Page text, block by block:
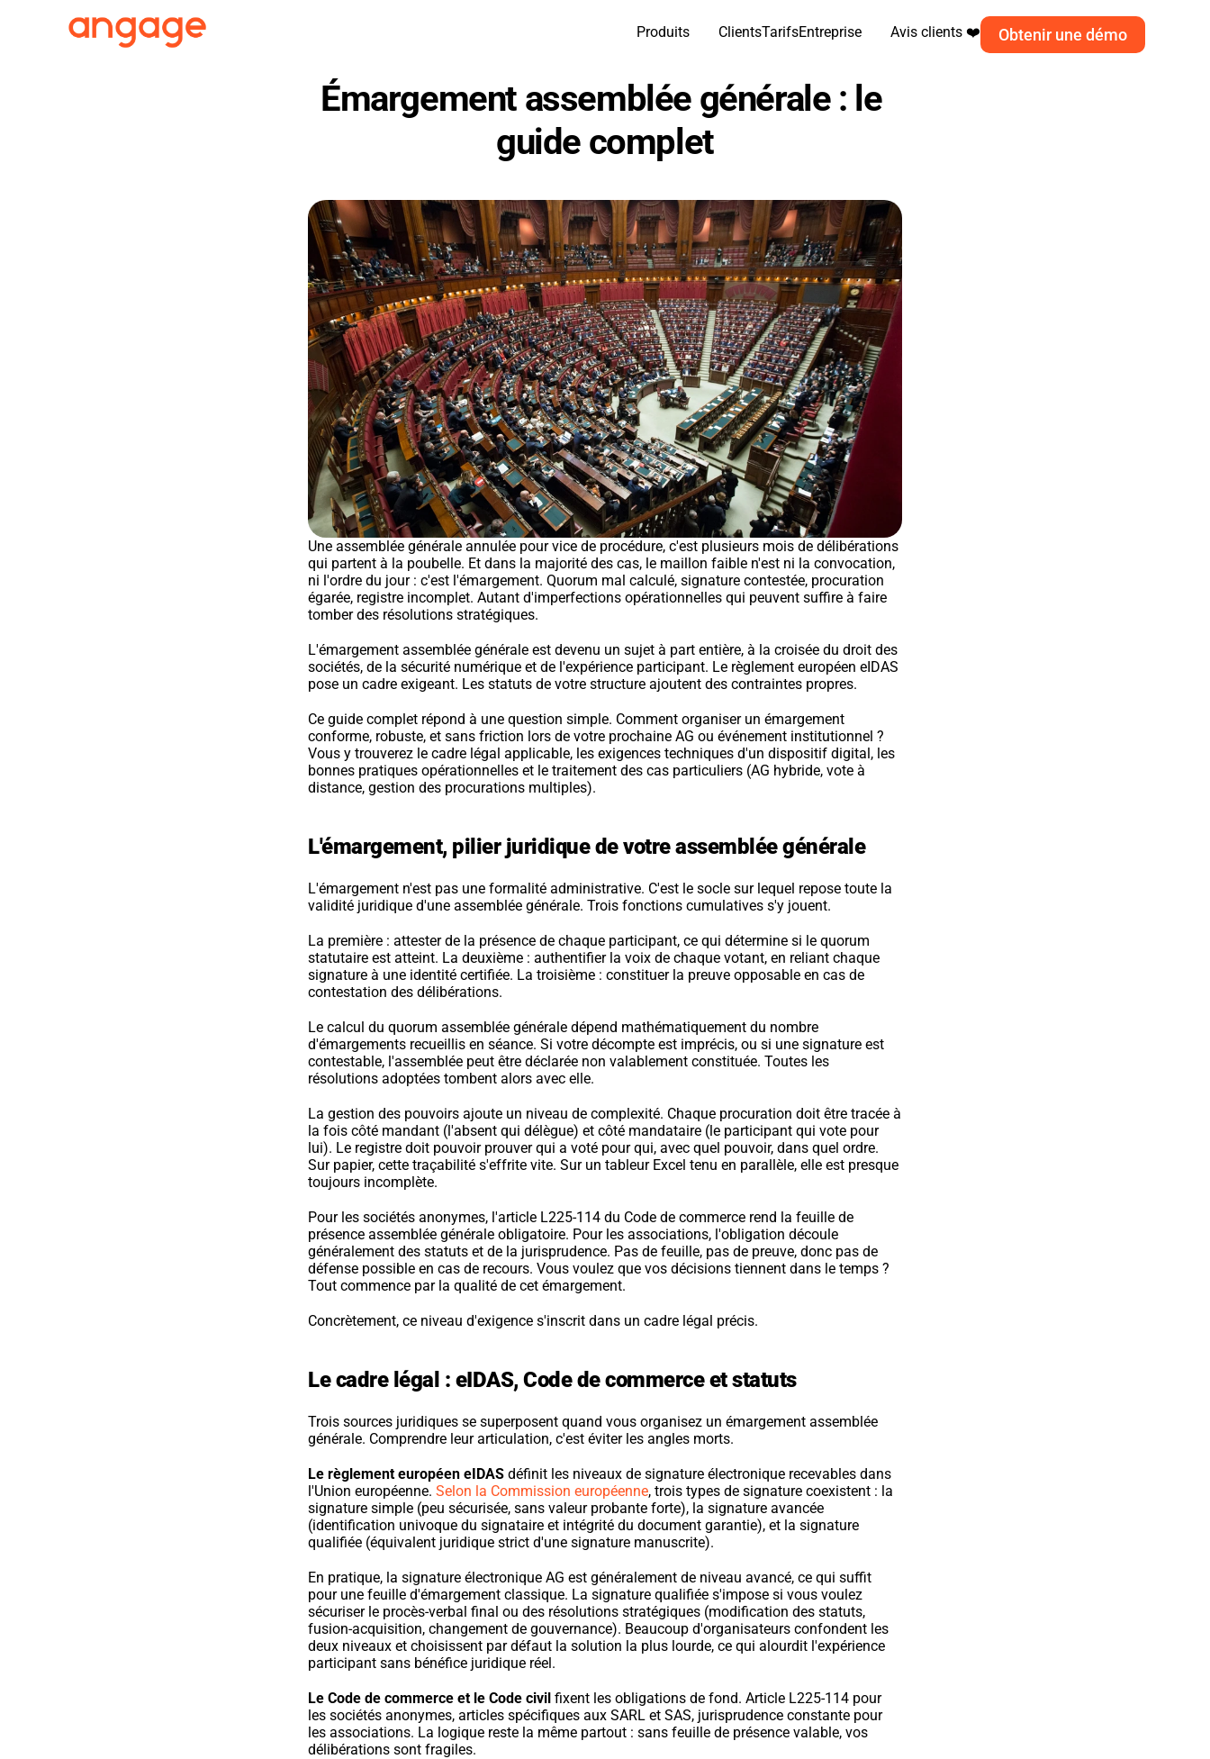
Produits ClientsTarifsEntreprise Avis clients ❤️ Obtenir une démo
Émargement assemblée générale : le
guide complet
Une assemblée générale annulée pour vice de procédure, c'est plusieurs mois de délibérations
qui partent à la poubelle. Et dans la majorité des cas, le maillon faible n'est ni la convocation,
ni l'ordre du jour : c'est l'émargement. Quorum mal calculé, signature contestée, procuration
égarée, registre incomplet. Autant d'imperfections opérationnelles qui peuvent suffire à faire
tomber des résolutions stratégiques.
L'émargement assemblée générale est devenu un sujet à part entière, à la croisée du droit des
sociétés, de la sécurité numérique et de l'expérience participant. Le règlement européen eIDAS
pose un cadre exigeant. Les statuts de votre structure ajoutent des contraintes propres.
Ce guide complet répond à une question simple. Comment organiser un émargement
conforme, robuste, et sans friction lors de votre prochaine AG ou événement institutionnel ?
Vous y trouverez le cadre légal applicable, les exigences techniques d'un dispositif digital, les
bonnes pratiques opérationnelles et le traitement des cas particuliers (AG hybride, vote à
distance, gestion des procurations multiples).
L'émargement, pilier juridique de votre assemblée générale
L'émargement n'est pas une formalité administrative. C'est le socle sur lequel repose toute la
validité juridique d'une assemblée générale. Trois fonctions cumulatives s'y jouent.
La première : attester de la présence de chaque participant, ce qui détermine si le quorum
statutaire est atteint. La deuxième : authentifier la voix de chaque votant, en reliant chaque
signature à une identité certifiée. La troisième : constituer la preuve opposable en cas de
contestation des délibérations.
Le calcul du quorum assemblée générale dépend mathématiquement du nombre
d'émargements recueillis en séance. Si votre décompte est imprécis, ou si une signature est
contestable, l'assemblée peut être déclarée non valablement constituée. Toutes les
résolutions adoptées tombent alors avec elle.
La gestion des pouvoirs ajoute un niveau de complexité. Chaque procuration doit être tracée à
la fois côté mandant (l'absent qui délègue) et côté mandataire (le participant qui vote pour
lui). Le registre doit pouvoir prouver qui a voté pour qui, avec quel pouvoir, dans quel ordre.
Sur papier, cette traçabilité s'effrite vite. Sur un tableur Excel tenu en parallèle, elle est presque
toujours incomplète.
Pour les sociétés anonymes, l'article L225-114 du Code de commerce rend la feuille de
présence assemblée générale obligatoire. Pour les associations, l'obligation découle
généralement des statuts et de la jurisprudence. Pas de feuille, pas de preuve, donc pas de
défense possible en cas de recours. Vous voulez que vos décisions tiennent dans le temps ?
Tout commence par la qualité de cet émargement.
Concrètement, ce niveau d'exigence s'inscrit dans un cadre légal précis.
Le cadre légal : eIDAS, Code de commerce et statuts
Trois sources juridiques se superposent quand vous organisez un émargement assemblée
générale. Comprendre leur articulation, c'est éviter les angles morts.
Le règlement européen eIDAS définit les niveaux de signature électronique recevables dans
l'Union européenne. Selon la Commission européenne, trois types de signature coexistent : la
signature simple (peu sécurisée, sans valeur probante forte), la signature avancée
(identification univoque du signataire et intégrité du document garantie), et la signature
qualifiée (équivalent juridique strict d'une signature manuscrite).
En pratique, la signature électronique AG est généralement de niveau avancé, ce qui suffit
pour une feuille d'émargement classique. La signature qualifiée s'impose si vous voulez
sécuriser le procès-verbal final ou des résolutions stratégiques (modification des statuts,
fusion-acquisition, changement de gouvernance). Beaucoup d'organisateurs confondent les
deux niveaux et choisissent par défaut la solution la plus lourde, ce qui alourdit l'expérience
participant sans bénéfice juridique réel.
Le Code de commerce et le Code civil fixent les obligations de fond. Article L225-114 pour
les sociétés anonymes, articles spécifiques aux SARL et SAS, jurisprudence constante pour
les associations. La logique reste la même partout : sans feuille de présence valable, vos
délibérations sont fragiles.